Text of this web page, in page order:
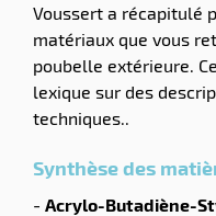
Voussert a récapitulé
matériaux que vous
poubelle extérieure.
lexique sur des
techniques..
Synthèse des
- Acrylo-Butadiène-